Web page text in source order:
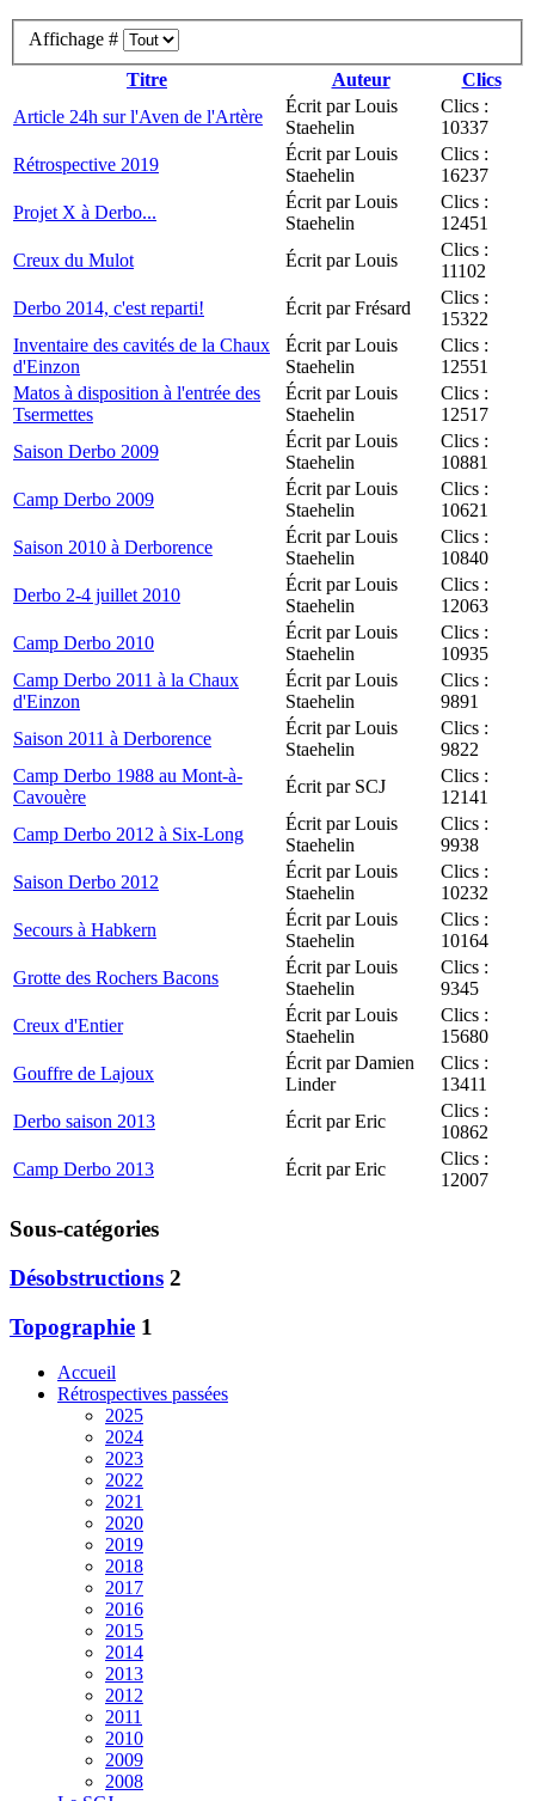
Affichage #
Titre
Auteur
Clics
Article 24h sur l'Aven de l'Artère
Écrit par Louis
Staehelin
Clics :
10337
Rétrospective 2019
Écrit par Louis
Staehelin
Clics :
16237
Projet X à Derbo...
Écrit par Louis
Staehelin
Clics :
12451
Creux du Mulot
Écrit par Louis
Clics :
11102
Derbo 2014, c'est reparti!
Écrit par Frésard
Clics :
15322
Inventaire des cavités de la Chaux
d'Einzon
Écrit par Louis
Staehelin
Clics :
12551
Matos à disposition à l'entrée des
Tsermettes
Écrit par Louis
Staehelin
Clics :
12517
Saison Derbo 2009
Écrit par Louis
Staehelin
Clics :
10881
Camp Derbo 2009
Écrit par Louis
Staehelin
Clics :
10621
Saison 2010 à Derborence
Écrit par Louis
Staehelin
Clics :
10840
Derbo 2-4 juillet 2010
Écrit par Louis
Staehelin
Clics :
12063
Camp Derbo 2010
Écrit par Louis
Staehelin
Clics :
10935
Camp Derbo 2011 à la Chaux
d'Einzon
Écrit par Louis
Staehelin
Clics :
9891
Saison 2011 à Derborence
Écrit par Louis
Staehelin
Clics :
9822
Camp Derbo 1988 au Mont-à-
Cavouère
Écrit par SCJ
Clics :
12141
Camp Derbo 2012 à Six-Long
Écrit par Louis
Staehelin
Clics :
9938
Saison Derbo 2012
Écrit par Louis
Staehelin
Clics :
10232
Secours à Habkern
Écrit par Louis
Staehelin
Clics :
10164
Grotte des Rochers Bacons
Écrit par Louis
Staehelin
Clics :
9345
Creux d'Entier
Écrit par Louis
Staehelin
Clics :
15680
Gouffre de Lajoux
Écrit par Damien
Linder
Clics :
13411
Derbo saison 2013
Écrit par Eric
Clics :
10862
Camp Derbo 2013
Écrit par Eric
Clics :
12007
Sous-catégories
Désobstructions 2
Topographie 1
Accueil
Rétrospectives passées
2025
2024
2023
2022
2021
2020
2019
2018
2017
2016
2015
2014
2013
2012
2011
2010
2009
2008